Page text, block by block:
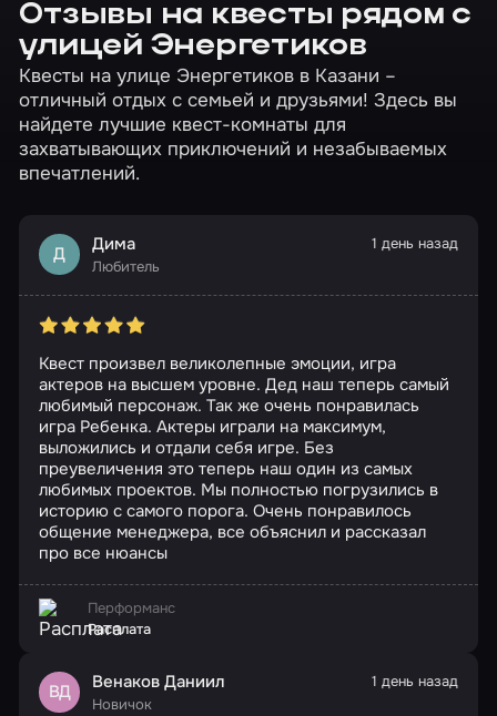
Отзывы на квесты рядом с
улицей Энергетиков
Квесты на улице Энергетиков в Казани –
отличный отдых с семьей и друзьями! Здесь вы
найдете лучшие квест-комнаты для
захватывающих приключений и незабываемых
впечатлений.
Д Дима
Любитель
1 день назад
Квест произвел великолепные эмоции, игра
актеров на высшем уровне. Дед наш теперь самый
любимый персонаж. Так же очень понравилась
игра Ребенка. Актеры играли на максимум,
выложились и отдали себя игре. Без
преувеличения это теперь наш один из самых
любимых проектов. Мы полностью погрузились в
историю с самого порога. Очень понравилось
общение менеджера, все объяснил и рассказал
про все нюансы
Перформанс
Расплата
ВД Венаков Даниил
Новичок
1 день назад